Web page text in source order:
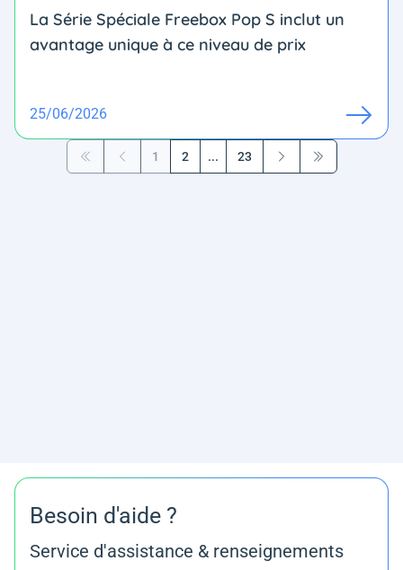
La Série Spéciale Freebox Pop S inclut un
avantage unique à ce niveau de prix
25/06/2026
Première page
Précédent
1 2 ... 23
SuivantDernière page
Besoin d'aide ?
Service d'assistance & renseignements